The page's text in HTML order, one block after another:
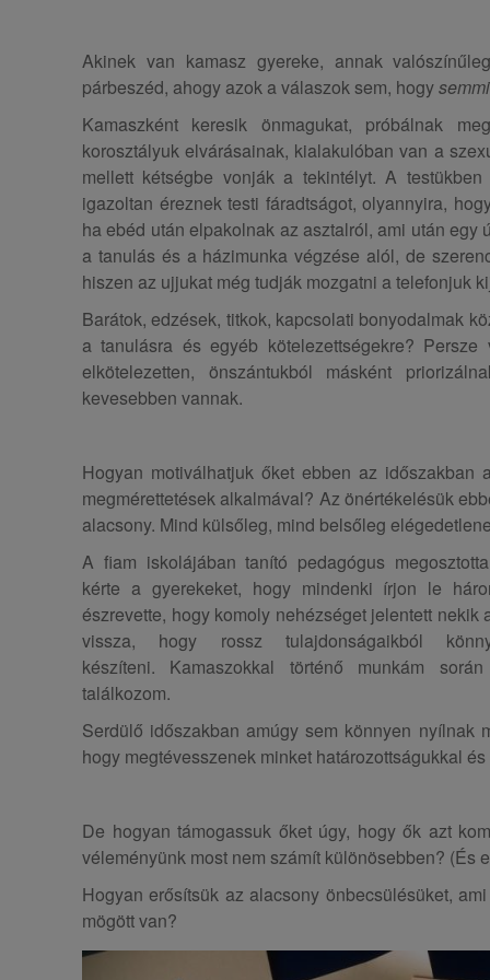
Akinek van kamasz gyereke, annak
párbeszéd, ahogy azok a válaszok sem, hogysemmi
Kamaszként keresik önmagukat, próbálnak
korosztályuk elvárásainak, kialakulóban van a
mellett kétségbe vonják a tekintélyt. A
igazoltan éreznek testi fáradtságot, olyannyira,
ha ebéd után elpakolnak az asztalról, ami után egy
a tanulás és a házimunka végzése alól, de
hiszen az ujjukat még tudják mozgatni a telefonjuk
Barátok, edzések, titkok, kapcsolati bonyodalmak
a tanulásra és egyéb kötelezettségekre?
elkötelezetten, önszántukból másként
kevesebben vannak.
Hogyan motiválhatjuk őket ebben az időszakban
megmérettetések alkalmával? Az önértékelésük
alacsony. Mind külsőleg, mind belsőleg
A fiam iskolájában tanító pedagógus
kérte a gyerekeket, hogy mindenki írjon le
észrevette, hogy komoly nehézséget jelentett nekik
vissza, hogy rossz tulajdonságaikból
készíteni. Kamaszokkal történő munkám
találkozom.
Serdülő időszakban amúgy sem könnyen nyílnak
hogy megtévesszenek minket határozottságukkal
De hogyan támogassuk őket úgy, hogy ők azt
véleményünk most nem számít különösebben? (És
Hogyan erősítsük az alacsony önbecsülésüket,
mögött van?